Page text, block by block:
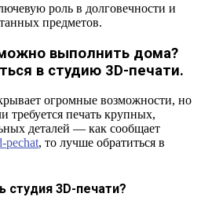
роль в долговечности и
предметов.
выполнить дома?
в студию 3D-печати.
огромные возможности, но
требуется печать крупных,
деталей — как сообщает
pechat, то лучше обратиться в
3D-печати?